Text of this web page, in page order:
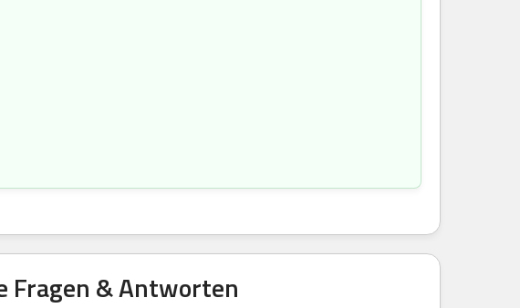
Fragen & Antworten